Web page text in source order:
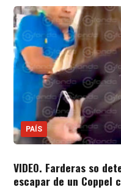
PAÍS
VIDEO. Farderas so
escapar de un Coppel